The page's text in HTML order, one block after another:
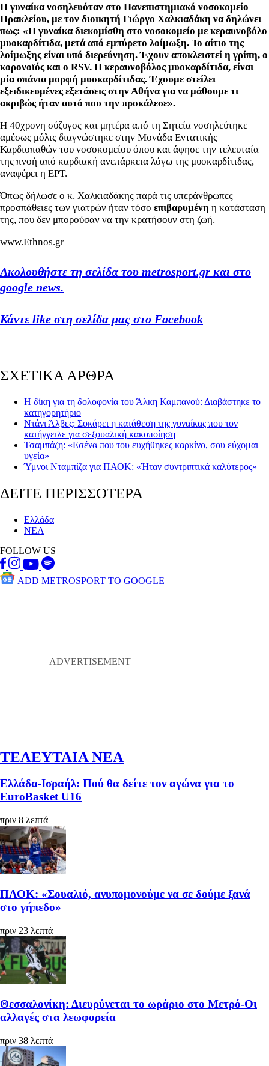
Η γυναίκα νοσηλευόταν στο Πανεπιστημιακό νοσοκομείο
Ηρακλείου, με τον διοικητή Γιώργο Χαλκιαδάκη να δηλώνει
πως: «Η γυναίκα διεκομίσθη στο νοσοκομείο με κεραυνοβόλο
μυοκαρδίτιδα, μετά από εμπύρετο λοίμωξη. Το αίτιο της
λοίμωξης είναι υπό διερεύνηση.Έχουν αποκλειστεί η γρίπη, ο
κορoνοϊός και ο RSV. Η κεραυνοβόλος μυοκαρδίτιδα, είναι
μίασπάνια μορφή μυοκαρδίτιδας. Έχουμε στείλει
εξειδικευμένες εξετάσεις στηνΑθήνα για να μάθουμε τι
ακριβώς ήταν αυτό που την προκάλεσε».
Η 40χρονη σύζυγος και μητέρα από τη Σητεία νοσηλεύτηκε
αμέσως μόλις διαγνώστηκε στην Μονάδα Εντατικής
Καρδιοπαθών του νοσοκομείου όπου και άφησε την τελευταία
της πνοή από καρδιακή ανεπάρκεια λόγω της μυοκαρδίτιδας,
αναφέρει η ΕΡΤ.
Όπως δήλωσε ο κ. Χαλκιαδάκης παρά τις υπεράνθρωπες
προσπάθειες των γιατρών ήταν τόσο επιβαρυμένη η κατάσταση
της, που δεν μπορούσαν να την κρατήσουν στη ζωή.
www.Ethnos.gr
Ακολουθήστε τη σελίδα του metrosport.gr και στο
google news.
Κάντε like στη σελίδα μας στο Facebook
ΣΧΕΤΙΚΑ ΑΡΘΡΑ
Η δίκη για τη δολοφονία του Άλκη Καμπανού: Διαβάστηκε το
κατηγορητήριο
Ντάνι Άλβες: Σοκάρει η κατάθεση της γυναίκας που τον
κατήγγειλε για σεξουαλική κακοποίηση
Τσαμπάζη: «Εσένα που του ευχήθηκες καρκίνο, σου εύχομαι
υγεία»
Ύμνοι Νταμπίζα για ΠΑΟΚ: «Ήταν συντριπτικά καλύτερος»
ΔΕΙΤΕ ΠΕΡΙΣΣΟΤΕΡΑ
Ελλάδα
ΝΕΑ
FOLLOW US
ADD METROSPORT TO GOOGLE
ΤΕΛΕΥΤΑΙΑ ΝΕΑ
Ελλάδα-Ισραήλ: Πού θα δείτε τον αγώνα για το
EuroBasket U16
πριν 8 λεπτά
ΠΑΟΚ: «Σουαλιό, ανυπομονούμε να σε δούμε ξανά
στο γήπεδο»
πριν 23 λεπτά
Θεσσαλονίκη: Διευρύνεται το ωράριο στο Μετρό-Οι
αλλαγές στα λεωφορεία
πριν 38 λεπτά